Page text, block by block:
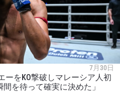
7月30日
ーをKO撃破しマレーシア人初
を待って確実に決めた」